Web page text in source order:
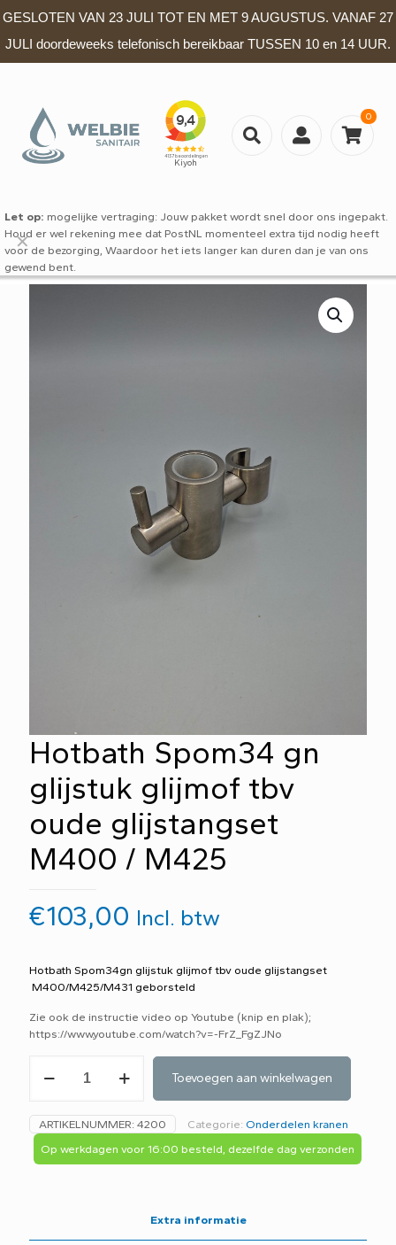
GESLOTEN VAN 23 JULI TOT EN MET 9 AUGUSTUS. VANAF 27
JULI doordeweeks telefonisch bereikbaar TUSSEN 10 en 14 UUR.
0
Let op: mogelijke vertraging: Jouw pakket wordt snel door ons ingepakt.
Houd er wel rekening mee dat PostNL momenteel extra tijd nodig heeft
voor de bezorging, Waardoor het iets langer kan duren dan je van ons
gewend bent.
✕
Hotbath Spom34 gn
glijstuk glijmof tbv
oude glijstangset
M400 / M425
€103,00 Incl. btw
Hotbath Spom34gn glijstuk glijmof tbv oude glijstangset
M400/M425/M431 geborsteld
Zie ook de instructie video op Youtube (knip en plak);
https://www.youtube.com/watch?v=-FrZ_FgZJNo
Spom34
glijstuk
glijmof
tbv
oude
Toevoegen aan winkelwagen
ARTIKELNUMMER: 4200 Categorie: Onderdelen kranen
Op werkdagen voor 16:00 besteld, dezelfde dag verzonden
Extra informatie